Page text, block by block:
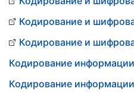
Кодирование и
Кодирование и
Кодирование информации
Кодирование информации